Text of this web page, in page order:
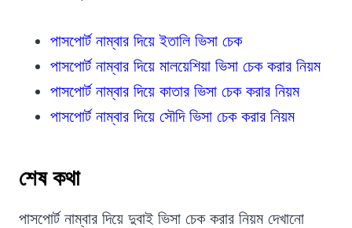
পাসপোর্ট নাম্বার দিয়ে ইতালি ভিসা চেক
পাসপোর্ট নাম্বার দিয়ে মালয়েশিয়া ভিসা চেক করার নিয়ম
পাসপোর্ট নাম্বার দিয়ে কাতার ভিসা চেক করার নিয়ম
পাসপোর্ট নাম্বার দিয়ে সৌদি ভিসা চেক করার নিয়ম
শেষ কথা
পাসপোর্ট নাম্বার দিয়ে দুবাই ভিসা চেক করার নিয়ম দেখানো